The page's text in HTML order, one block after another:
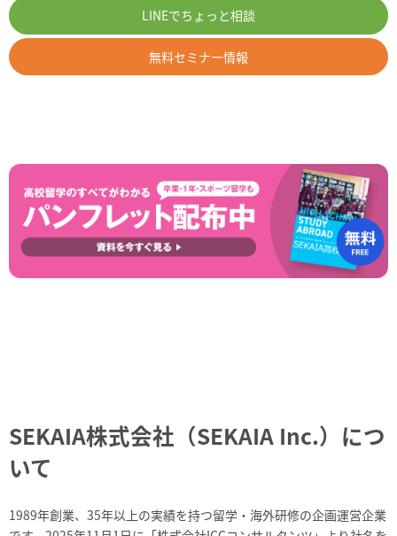
LINEでちょっと相談
無料セミナー情報
SEKAIA株式会社（SEKAIA Inc.）につ
いて
1989年創業、35年以上の実績を持つ留学・海外研修の企画運営企業